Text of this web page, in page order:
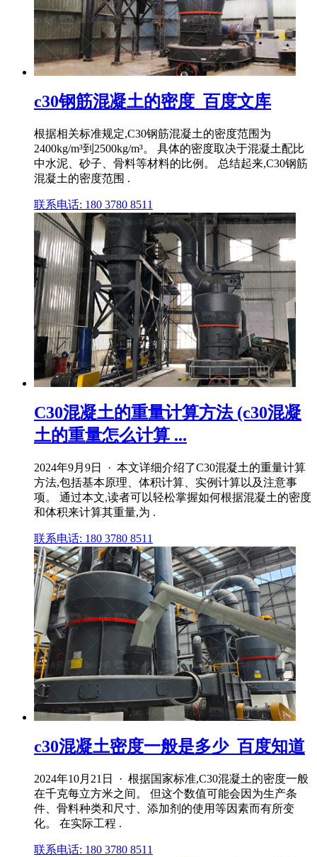
c30钢筋混凝土的密度_百度文库
根据相关标准规定,C30钢筋混凝土的密度范围为
2400kg/m³到2500kg/m³。 具体的密度取决于混凝土配比
中水泥、砂子、骨料等材料的比例。 总结起来,C30钢筋
混凝土的密度范围 .
联系电话: 180 3780 8511
C30混凝土的重量计算方法 (c30混凝
土的重量怎么计算 ...
2024年9月9日 · 本文详细介绍了C30混凝土的重量计算
方法,包括基本原理、体积计算、实例计算以及注意事
项。 通过本文,读者可以轻松掌握如何根据混凝土的密度
和体积来计算其重量,为 .
联系电话: 180 3780 8511
c30混凝土密度一般是多少_百度知道
2024年10月21日 · 根据国家标准,C30混凝土的密度一般
在千克每立方米之间。 但这个数值可能会因为生产条
件、骨料种类和尺寸、添加剂的使用等因素而有所变
化。 在实际工程 .
联系电话: 180 3780 8511